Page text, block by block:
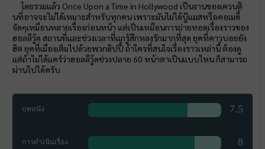
โดยรวมแล้ว Once Upon a Time in Hollywood เป็นงานของเควนติ
นที่อาจจะไม่ได้เหมาะสำหรับทุกคน เพราะมันไม่ได้บู๊แมสหรือคอเมดี้
จัดๆเหมือนหลายเรื่องก่อนหน้า แต่เป็นเหมือนการถ่ายทอดเรื่องราวของ
ฮอลลีวู้ด สถานที่และช่วงเวลาที่แกรู้สึกหลงรักมากที่สุด ยุคที่คาวบอยยัง
ฮิต ยุคที่เมืองเต็มไปด้วยพวกฮิปปี้ ถ้าใครที่สนใจเรื่องราวเหล่านี้ ต้องดู
แต่ถ้าไม่ได้แคร์ว่าฮอลลีวู้ดช่วงปลาย 60 หน้าตาเป็นแบบไหน ก็สามารถ
ผ่านไปได้ครับ
บทหนัง 7.5
การดำเนินเรื่อง 8